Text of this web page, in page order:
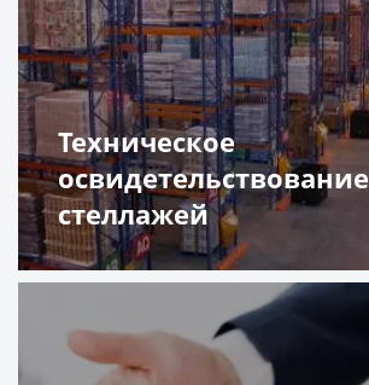
Техническое
освидетельствование
стеллажей